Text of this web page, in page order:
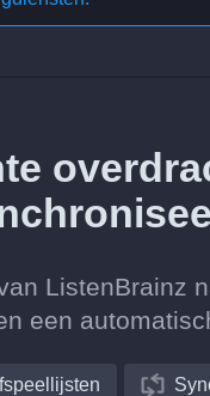
ListenBrainz
een